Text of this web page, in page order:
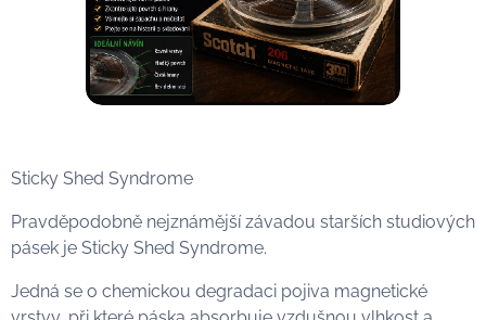
Sticky Shed Syndrome
Pravděpodobně nejznámější závadou starších studiových
pásek je Sticky Shed Syndrome.
Jedná se o chemickou degradaci pojiva magnetické